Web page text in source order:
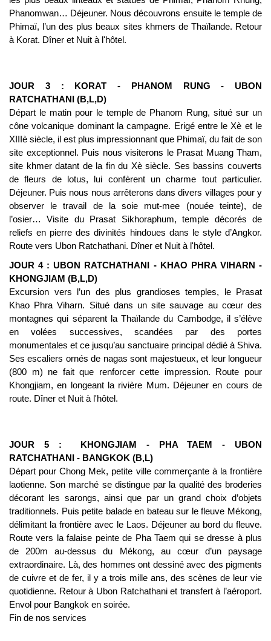
Phanomwan… Déjeuner. Nous découvrons ensuite le temple de
Phimaï, l’un des plus beaux sites khmers de Thaïlande. Retour
à Korat. Dîner et Nuit à l'hôtel.
JOUR 3 : KORAT - PHANOM RUNG - UBON
RATCHATHANI (B,L,D)
Départ le matin pour le temple de Phanom Rung, situé sur un
cône volcanique dominant la campagne. Erigé entre le Xè et le
XIIIè siècle, il est plus impressionnant que Phimaï, du fait de son
site exceptionnel. Puis nous visiterons le Prasat Muang Tham,
site khmer datant de la fin du Xè siècle. Ses bassins couverts
de fleurs de lotus, lui confèrent un charme tout particulier.
Déjeuner. Puis nous nous arrêterons dans divers villages pour y
observer le travail de la soie mut-mee (nouée teinte), de
l’osier… Visite du Prasat Sikhoraphum, temple décorés de
reliefs en pierre des divinités hindoues dans le style d’Angkor.
Route vers Ubon Ratchathani. Dîner et Nuit à l'hôtel.
JOUR 4 : UBON RATCHATHANI - KHAO PHRA VIHARN -
KHONGJIAM (B,L,D)
Excursion vers l’un des plus grandioses temples, le Prasat
Khao Phra Viharn. Situé dans un site sauvage au cœur des
montagnes qui séparent la Thaïlande du Cambodge, il s’élève
en volées successives, scandées par des portes
monumentales et ce jusqu’au sanctuaire principal dédié à Shiva.
Ses escaliers ornés de nagas sont majestueux, et leur longueur
(800 m) ne fait que renforcer cette impression. Route pour
Khongjiam, en longeant la rivière Mum. Déjeuner en cours de
route. Dîner et Nuit à l'hôtel.
JOUR 5 : KHONGJIAM - PHA TAEM - UBON
RATCHATHANI - BANGKOK (B,L)
Départ pour Chong Mek, petite ville commerçante à la frontière
laotienne. Son marché se distingue par la qualité des broderies
décorant les sarongs, ainsi que par un grand choix d’objets
traditionnels. Puis petite balade en bateau sur le fleuve Mékong,
délimitant la frontière avec le Laos. Déjeuner au bord du fleuve.
Route vers la falaise peinte de Pha Taem qui se dresse à plus
de 200m au-dessus du Mékong, au cœur d’un paysage
extraordinaire. Là, des hommes ont dessiné avec des pigments
de cuivre et de fer, il y a trois mille ans, des scènes de leur vie
quotidienne. Retour à Ubon Ratchathani et transfert à l’aéroport.
Envol pour Bangkok en soirée.
Fin de nos services